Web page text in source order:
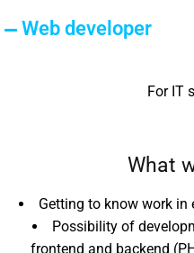
Web developer
For IT
What
Getting to know work in
Possibility of
frontend and backend